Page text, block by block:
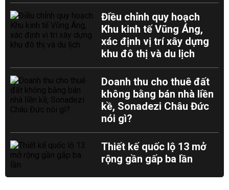
Điều chỉnh quy hoạch
Khu kinh tế Vũng Áng,
xác định vị trí xây dựng
khu đô thị và du lịch
Doanh thu cho thuê đất
không bằng bán nhà liền
kề, Sonadezi Châu Đức
nói gì?
Thiết kế quốc lộ 13 mở
rộng gần gấp ba lần